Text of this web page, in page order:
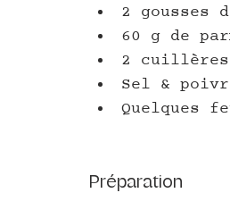
2 gousses
60 g de
2 cuillères
Sel &
Quelques
Préparation